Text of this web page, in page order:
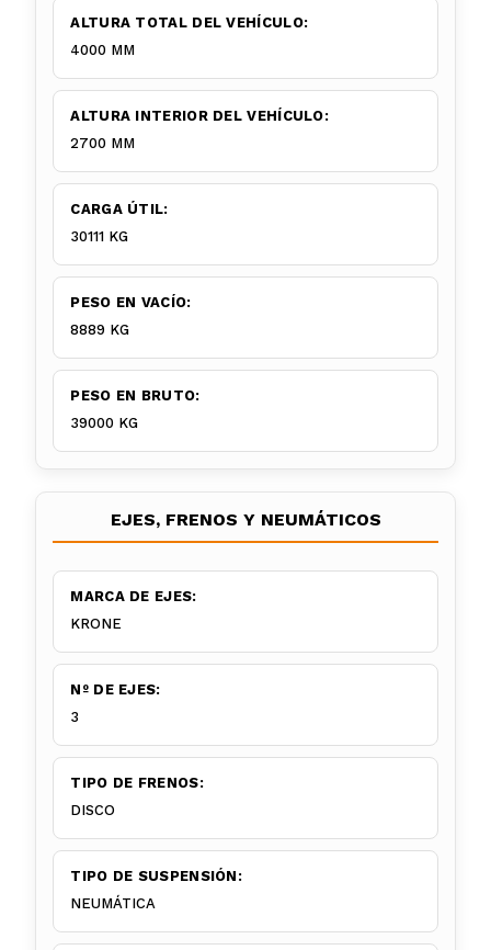
ALTURA TOTAL DEL VEHÍCULO:
4000 MM
ALTURA INTERIOR DEL VEHÍCULO:
2700 MM
CARGA ÚTIL:
30111 KG
PESO EN VACÍO:
8889 KG
PESO EN BRUTO:
39000 KG
EJES, FRENOS Y NEUMÁTICOS
MARCA DE EJES:
KRONE
Nº DE EJES:
3
TIPO DE FRENOS:
DISCO
TIPO DE SUSPENSIÓN:
NEUMÁTICA